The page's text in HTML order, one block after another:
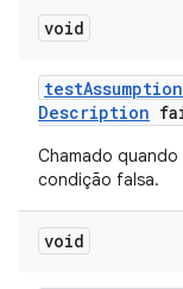
void
testAssumption
Description
Chamado
condição falsa.
void